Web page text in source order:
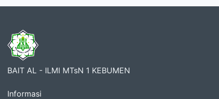
BAIT AL - ILMI MTsN 1 KEBUMEN
Informasi